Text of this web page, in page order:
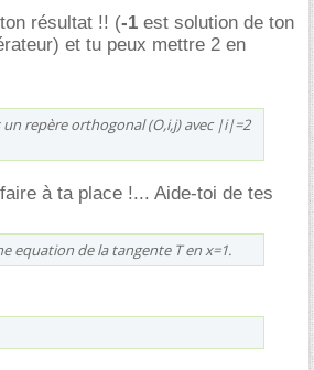
résultat !! (-1 est solution de ton
et tu peux mettre 2 en
un repère orthogonal (O,i,j) avec |i|=2
à ta place !... Aide-toi de tes
equation de la tangente T en x=1.